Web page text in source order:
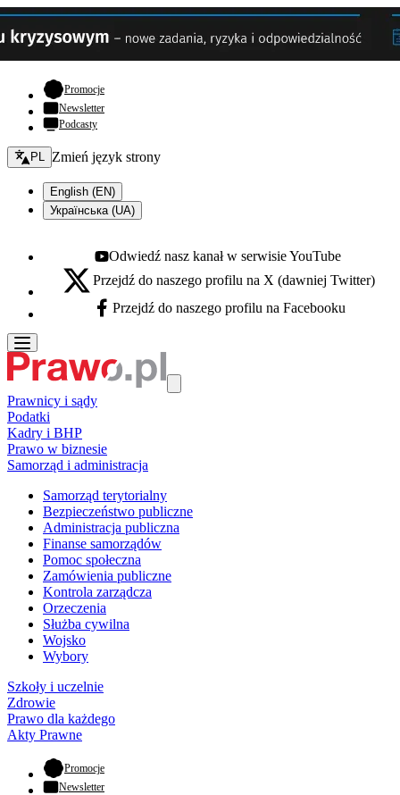
Promocje- otwiera się w nowej karcie
Newsletter
Podcasty
Zmień język - bieżący:
PL Zmień język strony
English (EN)
Українська (UA)
Youtube - otwiera się w nowej karcie
Odwiedź nasz kanał w serwisie YouTube
X - otwiera się w nowej karcie
Przejdź do naszego profilu na X (dawniej Twitter)
Facebook - otwiera się w nowej karcie
Przejdź do naszego profilu na Facebooku
Prawnicy i sądy
Podatki
Kadry i BHP
Prawo w biznesie
Samorząd i administracja
Samorząd terytorialny
Bezpieczeństwo publiczne
Administracja publiczna
Finanse samorządów
Pomoc społeczna
Zamówienia publiczne
Kontrola zarządcza
Orzeczenia
Służba cywilna
Wojsko
Wybory
Szkoły i uczelnie
Zdrowie
Prawo dla każdego
Akty Prawne
Promocje- otwiera się w nowej karcie
Newsletter